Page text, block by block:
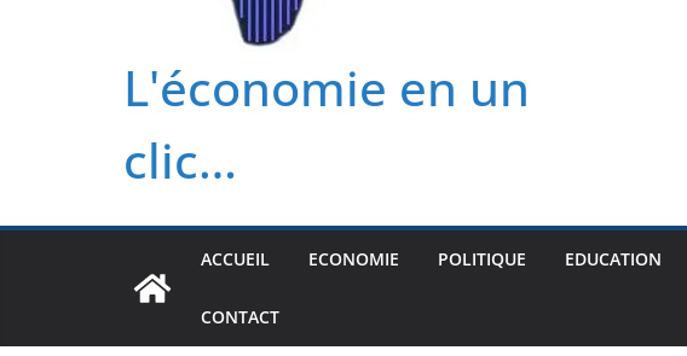
L'économie en un
clic…
ACCUEIL ECONOMIE POLITIQUE EDUCATION
CONTACT